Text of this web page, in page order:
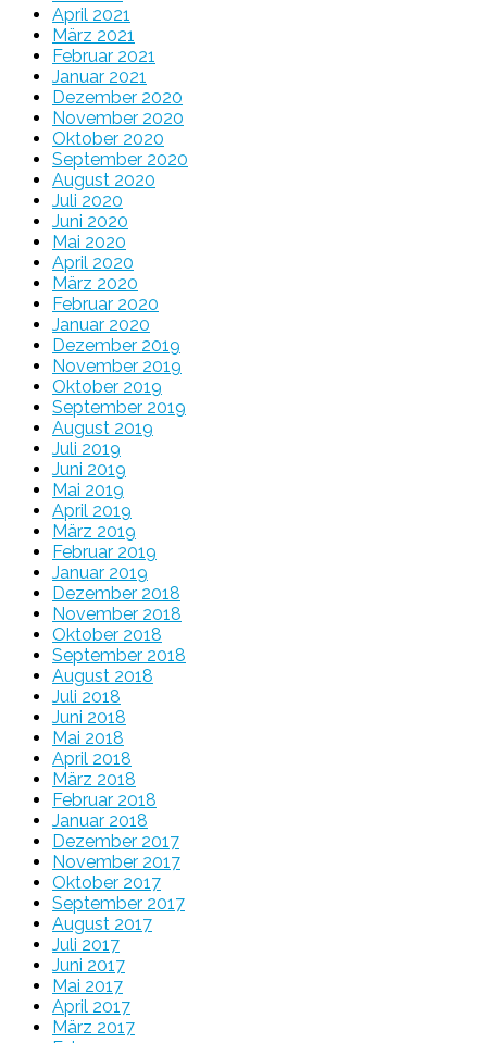
April 2021
März 2021
Februar 2021
Januar 2021
Dezember 2020
November 2020
Oktober 2020
September 2020
August 2020
Juli 2020
Juni 2020
Mai 2020
April 2020
März 2020
Februar 2020
Januar 2020
Dezember 2019
November 2019
Oktober 2019
September 2019
August 2019
Juli 2019
Juni 2019
Mai 2019
April 2019
März 2019
Februar 2019
Januar 2019
Dezember 2018
November 2018
Oktober 2018
September 2018
August 2018
Juli 2018
Juni 2018
Mai 2018
April 2018
März 2018
Februar 2018
Januar 2018
Dezember 2017
November 2017
Oktober 2017
September 2017
August 2017
Juli 2017
Juni 2017
Mai 2017
April 2017
März 2017